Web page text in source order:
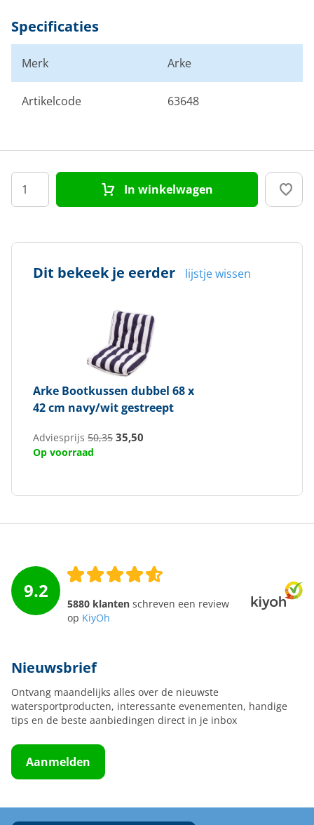
Specificaties
Merk Arke
Artikelcode 63648
In winkelwagen
Dit bekeek je eerder lijstje wissen
Arke Bootkussen dubbel 68 x
42 cm navy/wit gestreept
Adviesprijs 50,35 35,50
Op voorraad
9.2
5880 klanten schreven een review
op KiyOh
Nieuwsbrief
Ontvang maandelijks alles over de nieuwste
watersportproducten, interessante evenementen, handige
tips en de beste aanbiedingen direct in je inbox
Aanmelden